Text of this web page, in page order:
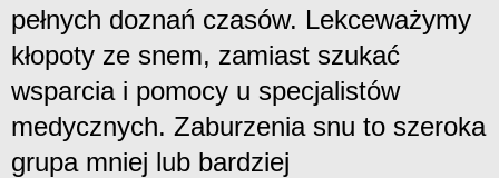
pełnych doznań czasów. Lekceważymy
kłopoty ze snem, zamiast szukać
wsparcia i pomocy u specjalistów
medycznych. Zaburzenia snu to szeroka
grupa mniej lub bardziej